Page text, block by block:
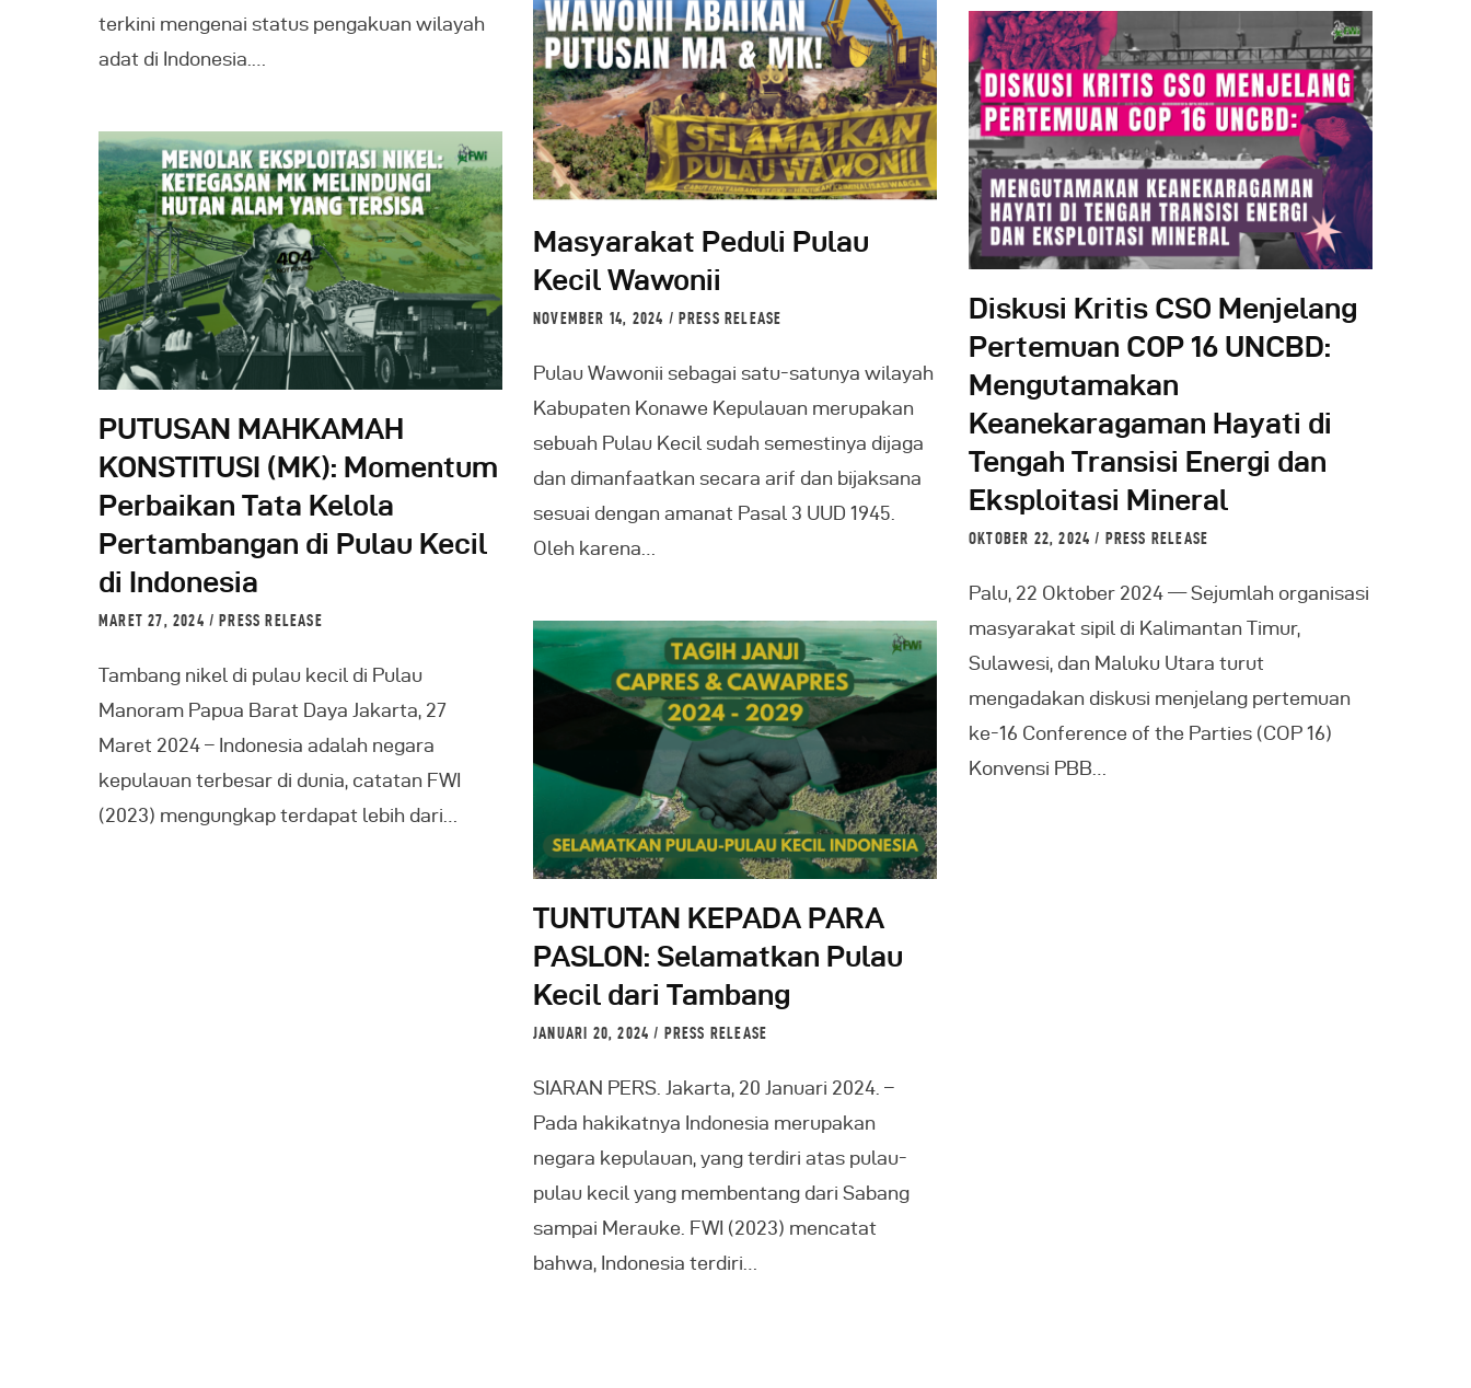
terkini mengenai status pengakuan wilayah
adat di Indonesia.…
Masyarakat Peduli Pulau
Kecil Wawonii
NOVEMBER 14, 2024 PRESS RELEASE
Pulau Wawonii sebagai satu-satunya wilayah
Kabupaten Konawe Kepulauan merupakan
sebuah Pulau Kecil sudah semestinya dijaga
dan dimanfaatkan secara arif dan bijaksana
sesuai dengan amanat Pasal 3 UUD 1945.
Oleh karena…
Diskusi Kritis CSO Menjelang
Pertemuan COP 16 UNCBD:
Mengutamakan
Keanekaragaman Hayati di
Tengah Transisi Energi dan
Eksploitasi Mineral
OKTOBER 22, 2024 PRESS RELEASE
Palu, 22 Oktober 2024 — Sejumlah organisasi
masyarakat sipil di Kalimantan Timur,
Sulawesi, dan Maluku Utara turut
mengadakan diskusi menjelang pertemuan
ke-16 Conference of the Parties (COP 16)
Konvensi PBB…
PUTUSAN MAHKAMAH
KONSTITUSI (MK): Momentum
Perbaikan Tata Kelola
Pertambangan di Pulau Kecil
di Indonesia
MARET 27, 2024 PRESS RELEASE
Tambang nikel di pulau kecil di Pulau
Manoram Papua Barat Daya Jakarta, 27
Maret 2024 – Indonesia adalah negara
kepulauan terbesar di dunia, catatan FWI
(2023) mengungkap terdapat lebih dari…
TUNTUTAN KEPADA PARA
PASLON: Selamatkan Pulau
Kecil dari Tambang
JANUARI 20, 2024 PRESS RELEASE
SIARAN PERS. Jakarta, 20 Januari 2024. –
Pada hakikatnya Indonesia merupakan
negara kepulauan, yang terdiri atas pulau-
pulau kecil yang membentang dari Sabang
sampai Merauke. FWI (2023) mencatat
bahwa, Indonesia terdiri…